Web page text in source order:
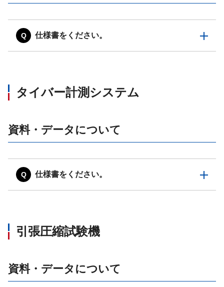
仕様書をください。
タイバー計測システム
資料・データについて
仕様書をください。
引張圧縮試験機
資料・データについて